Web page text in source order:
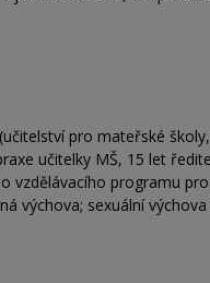
pro mateřské
učitelky MŠ, 15 let
vzdělávacího programu
výchova; sexuální